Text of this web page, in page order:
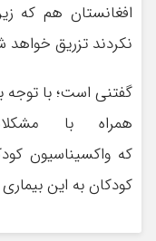
نکردند تزریق خواهد
گفتنی است؛ با
همراه با
که واکسیناسیون
کودکان به این